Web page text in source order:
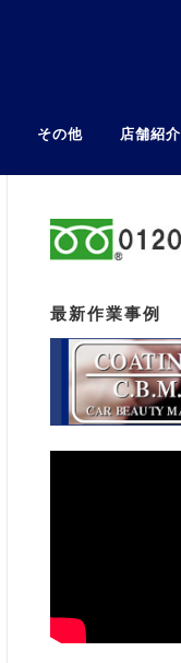
その他 店舗紹介
最新作業事例